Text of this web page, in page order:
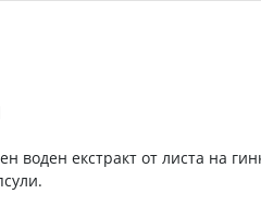
воден екстракт от листа на